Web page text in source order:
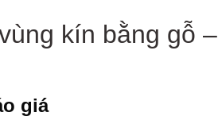
kín bằng gỗ –
giá